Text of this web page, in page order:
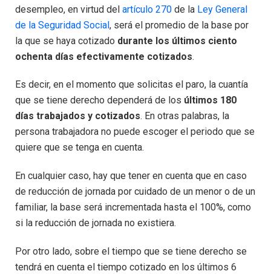
desempleo, en virtud del artículo 270 de la Ley General
de la Seguridad Social, será el promedio de la base por
la que se haya cotizado durante los últimos ciento
ochenta días efectivamente cotizados.
Es decir, en el momento que solicitas el paro, la cuantía
que se tiene derecho dependerá de los últimos 180
días trabajados y cotizados. En otras palabras, la
persona trabajadora no puede escoger el periodo que se
quiere que se tenga en cuenta.
En cualquier caso, hay que tener en cuenta que en caso
de reducción de jornada por cuidado de un menor o de un
familiar, la base será incrementada hasta el 100%, como
si la reducción de jornada no existiera.
Por otro lado, sobre el tiempo que se tiene derecho se
tendrá en cuenta el tiempo cotizado en los últimos 6